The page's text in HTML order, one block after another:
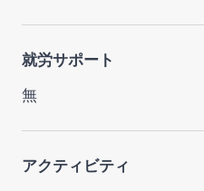
就労サポート
無
アクティビティ